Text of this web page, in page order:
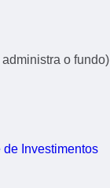
o fundo)
Investimentos